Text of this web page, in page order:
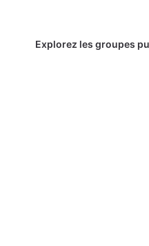
Explorez les groupes